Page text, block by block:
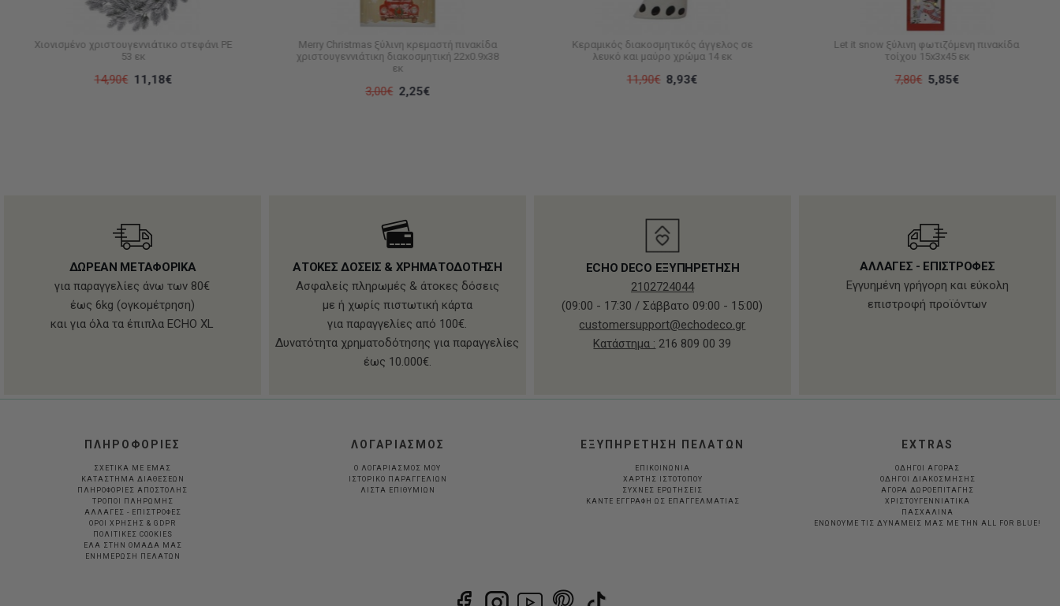
Χιονισμένο χριστουγεννιάτικο στεφάνι PE
53 εκ
14,90€ 11,18€
Merry Christmas ξύλινη κρεμαστή πινακίδα
χριστουγεννιάτικη διακοσμητική 22x0.9x38
εκ
3,00€ 2,25€
Κεραμικός διακοσμητικός άγγελος σε
λευκό και μαύρο χρώμα 14 εκ
11,90€ 8,93€
Let it snow ξύλινη φωτιζόμενη πινακίδα
τοίχου 15x3x45 εκ
7,80€ 5,85€
ΔΩΡΕΑΝ ΜΕΤΑΦΟΡΙΚΑ
για παραγγελίες άνω των 80€
έως 6kg (ογκομέτρηση)
και για όλα τα έπιπλα ECHO XL
ΑΤΟΚΕΣ ΔΟΣΕΙΣ & ΧΡΗΜΑΤΟΔΟΤΗΣΗ
Ασφαλείς πληρωμές & άτοκες δόσεις
με ή χωρίς πιστωτική κάρτα
για παραγγελίες από 100€.
Δυνατότητα χρηματοδότησης για παραγγελίες
έως 10.000€.
ECHO DECO ΕΞΥΠΗΡΕΤΗΣΗ
2102724044
(09:00 - 17:30 / Σάββατο 09:00 - 15:00)
customersupport@echodeco.gr
Κατάστημα : 216 809 00 39
ΑΛΛΑΓΕΣ - ΕΠΙΣΤΡΟΦΕΣ
Εγγυημένη γρήγορη και εύκολη
επιστροφή προϊόντων
ΠΛΗΡΟΦΟΡΙΕΣ
ΣΧΕΤΙΚΑ ΜΕ ΕΜΑΣ
ΚΑΤΑΣΤΗΜΑ ΔΙΑΘΕΣΕΩΝ
ΠΛΗΡΟΦΟΡΙΕΣ ΑΠΟΣΤΟΛΗΣ
ΤΡΟΠΟΙ ΠΛΗΡΩΜΗΣ
ΑΛΛΑΓΕΣ - ΕΠΙΣΤΡΟΦΕΣ
ΟΡΟΙ ΧΡΗΣΗΣ & GDPR
ΠΟΛΙΤΙΚΕΣ COOKIES
ΕΛΑ ΣΤΗΝ ΟΜΑΔΑ ΜΑΣ
ΕΝΗΜΕΡΩΣΗ ΠΕΛΑΤΩΝ
ΛΟΓΑΡΙΑΣΜΟΣ
Ο ΛΟΓΑΡΙΑΣΜΟΣ ΜΟΥ
ΙΣΤΟΡΙΚΟ ΠΑΡΑΓΓΕΛΙΩΝ
ΛΙΣΤΑ ΕΠΙΘΥΜΙΩΝ
ΕΞΥΠΗΡΕΤΗΣΗ ΠΕΛΑΤΩΝ
ΕΠΙΚΟΙΝΩΝΙΑ
ΧΑΡΤΗΣ ΙΣΤΟΤΟΠΟΥ
ΣΥΧΝΕΣ ΕΡΩΤΗΣΕΙΣ
ΚΆΝΤΕ ΕΓΓΡΑΦΉ ΩΣ ΕΠΑΓΓΕΛΜΑΤΊΑΣ
EXTRAS
ΟΔΗΓΟΙ ΑΓΟΡΑΣ
ΟΔΗΓΟΙ ΔΙΑΚΟΣΜΗΣΗΣ
ΑΓΟΡΑ ΔΩΡΟΕΠΙΤΑΓΗΣ
ΧΡΙΣΤΟΥΓΕΝΝΙΑΤΙΚΑ
ΠΑΣΧΑΛΙΝΑ
ΕΝΩΝΟΥΜΕ ΤΙΣ ΔΥΝΑΜΕΙΣ ΜΑΣ ΜΕ ΤΗΝ ALL FOR BLUE!